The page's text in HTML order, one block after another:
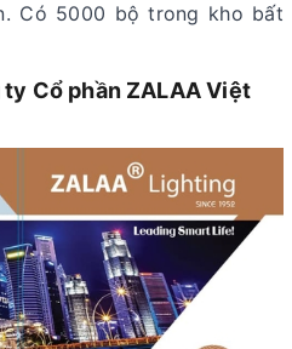
Có 5000 bộ trong kho bất
Cổ phần ZALAA Việt